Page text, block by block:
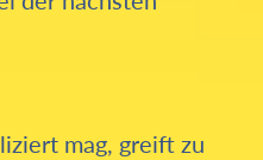
mag, greift zu